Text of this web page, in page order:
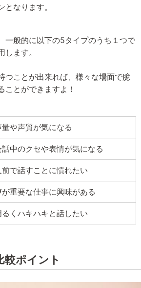
となります。
一般的に以下の5タイプのうち１つで
します。
つことが出来れば、様々な場面で臆
ことができますよ！
量や声質が気になる
話中のクセや表情が気になる
前で話すことに慣れたい
が重要な仕事に興味がある
るくハキハキと話したい
較ポイント